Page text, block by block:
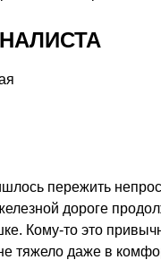
пережить
дороге
Кому-то это
тяжело даже в